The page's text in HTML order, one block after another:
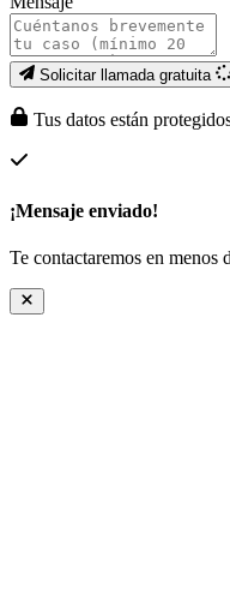
Solicitar llamada gratuita
Tus datos están
¡Mensaje enviado!
Te contactaremos en menos